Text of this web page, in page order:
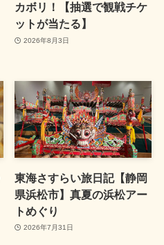
カボリ！【抽選で観戦チケ
ットが当たる】
2026年8月3日
東海さすらい旅日記【静岡
県浜松市】真夏の浜松アー
トめぐり
2026年7月31日